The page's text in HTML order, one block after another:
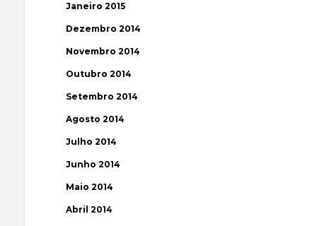
Janeiro 2015
Dezembro 2014
Novembro 2014
Outubro 2014
Setembro 2014
Agosto 2014
Julho 2014
Junho 2014
Maio 2014
Abril 2014